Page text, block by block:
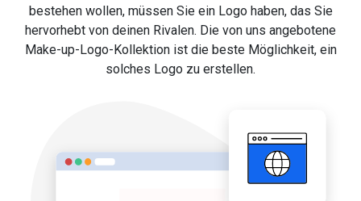
bestehen wollen, müssen Sie ein Logo haben, das Sie
hervorhebt von deinen Rivalen. Die von uns angebotene
Make-up-Logo-Kollektion ist die beste Möglichkeit, ein
solches Logo zu erstellen.